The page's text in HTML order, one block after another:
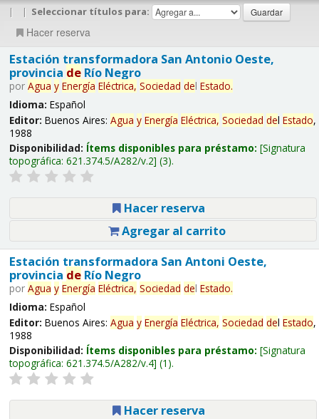
| | Seleccionar títulos para:
Hacer reserva
Estación transformadora San Antonio Oeste,
provincia deRío Negro
por Agua y Energía Eléctrica, Sociedad del Estado.
Idioma: Español
Editor: Buenos Aires: Agua y Energía Eléctrica, Sociedad del Estado,
1988
Disponibilidad: Ítems disponibles para préstamo: Signatura
topográfica: 621.374.5/A282/v.2 (3).
Hacer reserva
Agregar al carrito
Estación transformadora San Antoni Oeste,
provincia deRío Negro
por Agua y Energía Eléctrica, Sociedad del Estado.
Idioma: Español
Editor: Buenos Aires: Agua y Energía Eléctrica, Sociedad del Estado,
1988
Disponibilidad: Ítems disponibles para préstamo: Signatura
topográfica: 621.374.5/A282/v.4 (1).
Hacer reserva